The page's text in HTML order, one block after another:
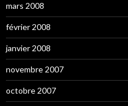
mars 2008
février 2008
janvier 2008
novembre 2007
octobre 2007